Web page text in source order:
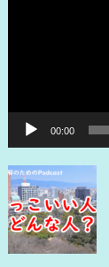
ー
00:00